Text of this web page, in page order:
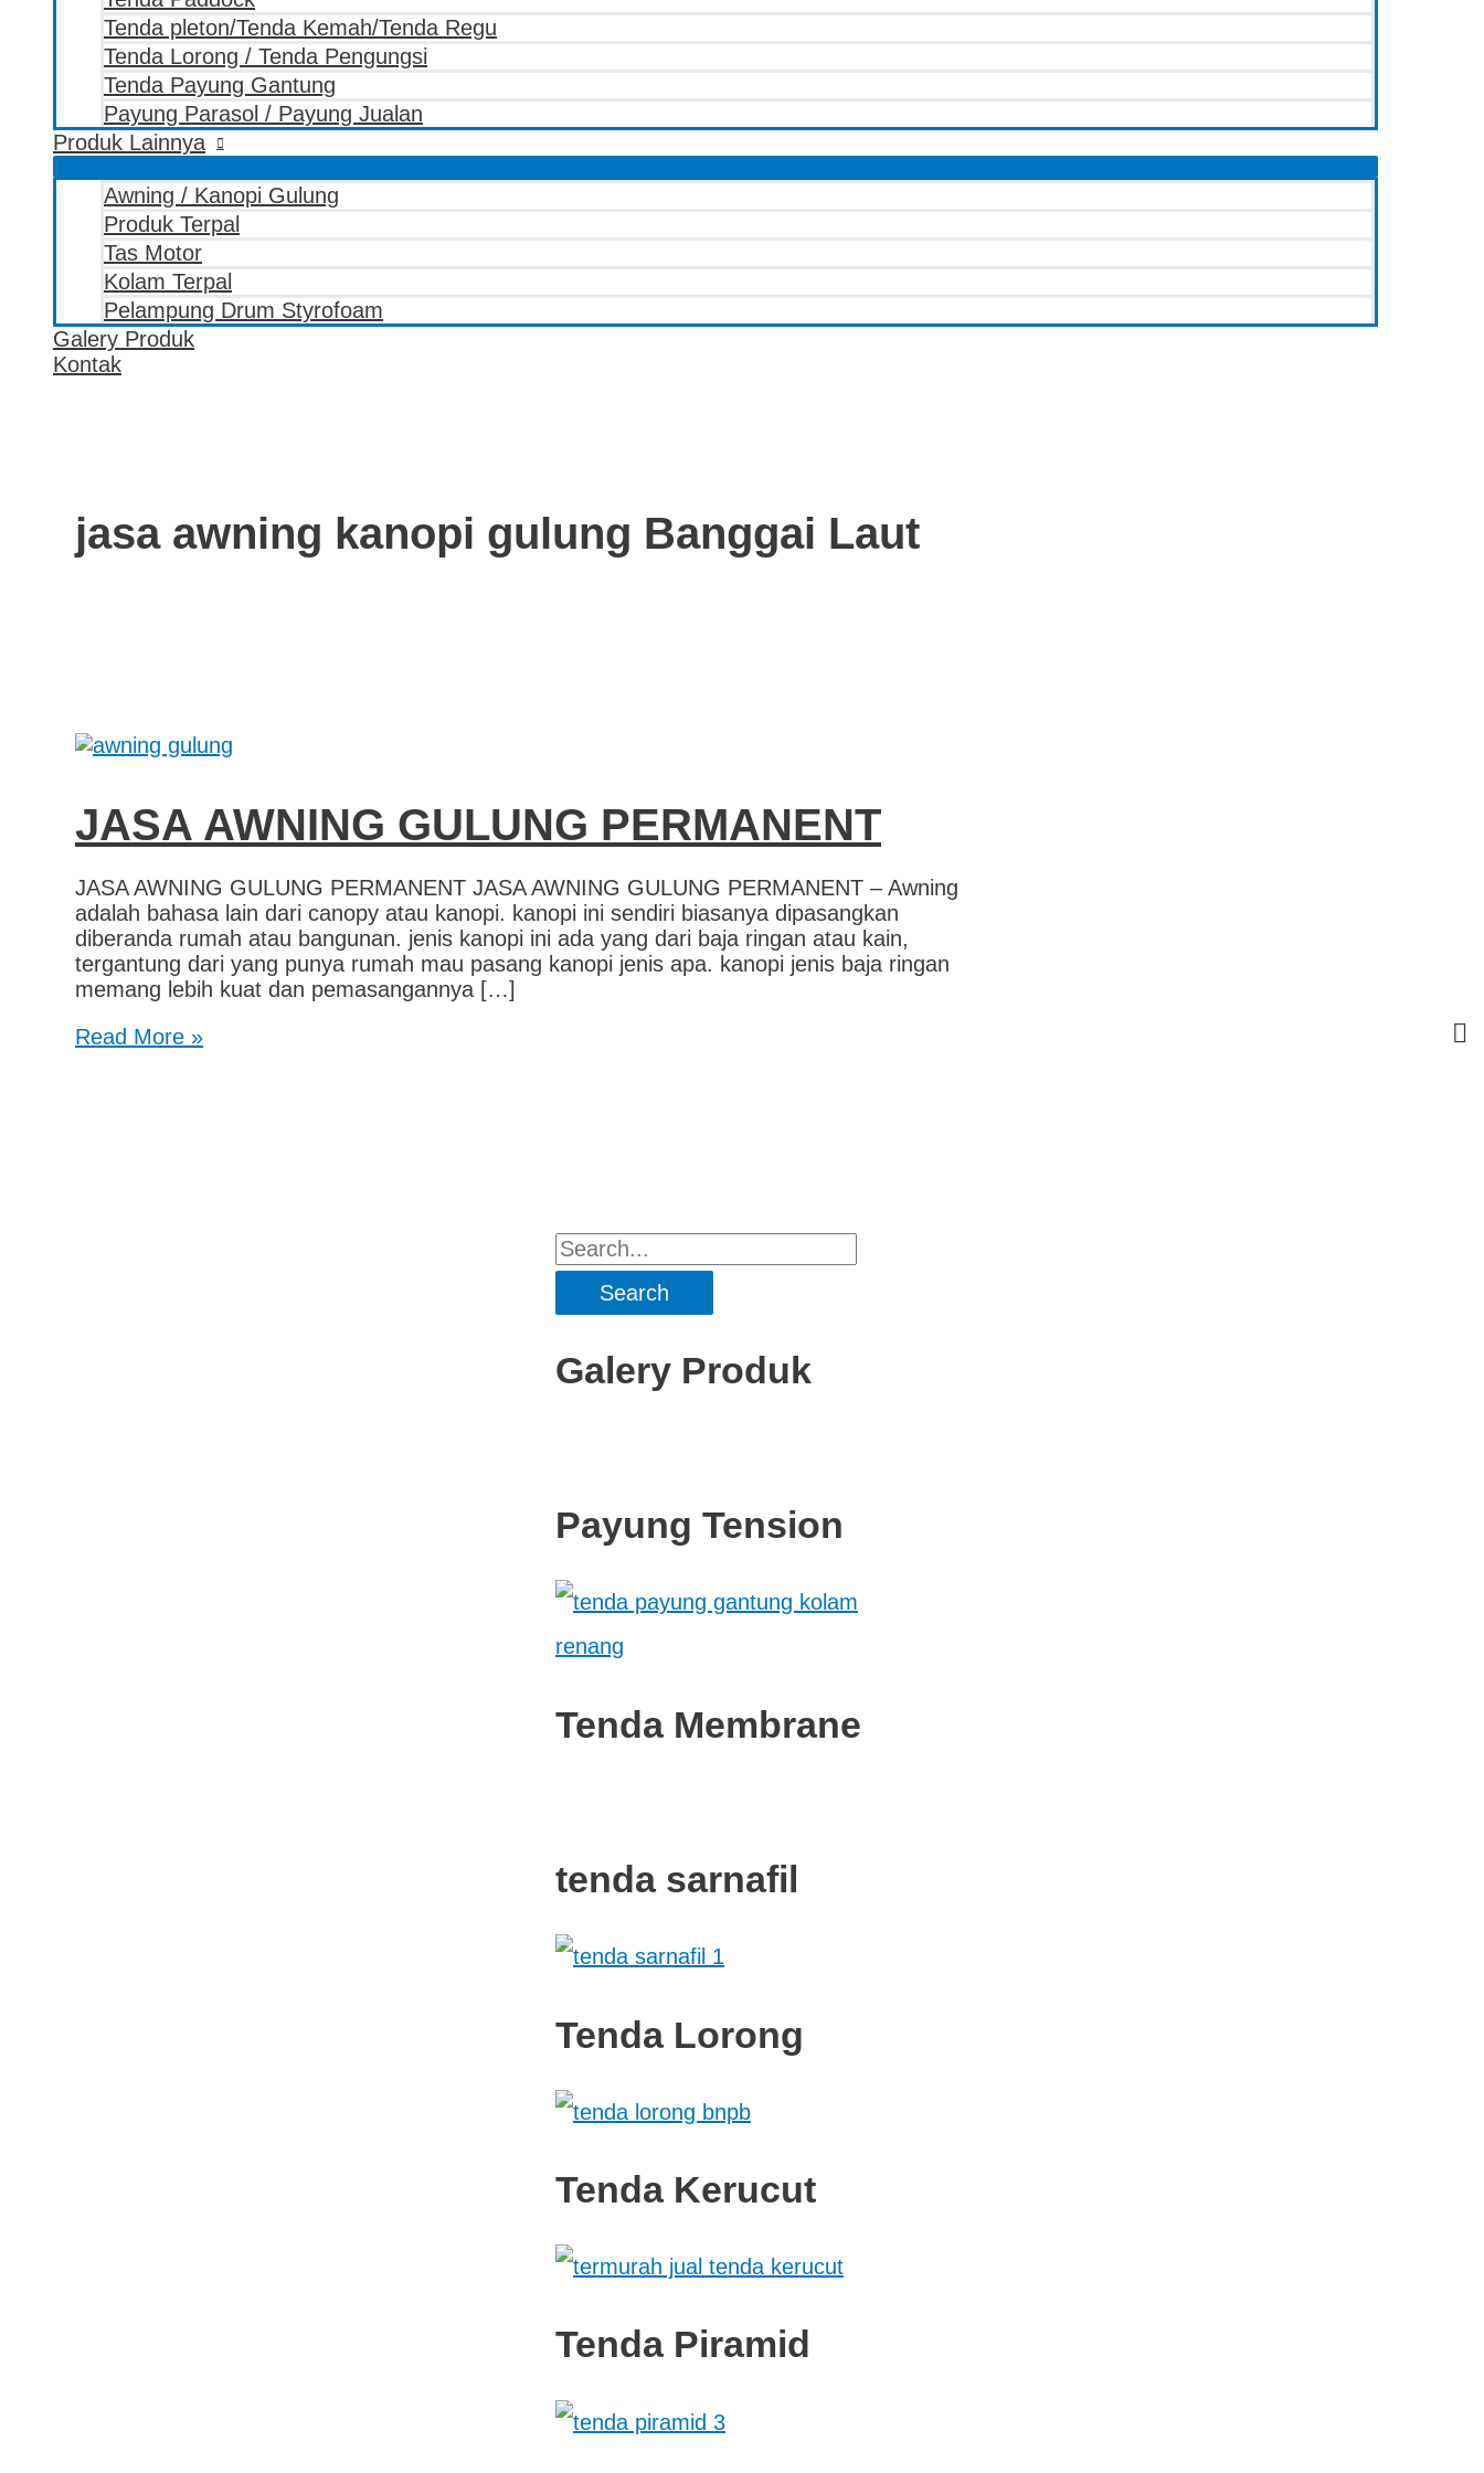
Tenda pleton/Tenda Kemah/Tenda Regu
Tenda Lorong / Tenda Pengungsi
Tenda Payung Gantung
Payung Parasol / Payung Jualan
Produk Lainnya
Awning / Kanopi Gulung
Produk Terpal
Tas Motor
Kolam Terpal
Pelampung Drum Styrofoam
Galery Produk
Kontak
jasa awning kanopi gulung Banggai Laut
JASA AWNING GULUNG PERMANENT
JASA AWNING GULUNG PERMANENT JASA AWNING GULUNG PERMANENT – Awning
adalah bahasa lain dari canopy atau kanopi. kanopi ini sendiri biasanya dipasangkan
diberanda rumah atau bangunan. jenis kanopi ini ada yang dari baja ringan atau kain,
tergantung dari yang punya rumah mau pasang kanopi jenis apa. kanopi jenis baja ringan
memang lebih kuat dan pemasangannya […]
Read More »
Galery Produk
Payung Tension
Tenda Membrane
tenda sarnafil
Tenda Lorong
Tenda Kerucut
Tenda Piramid